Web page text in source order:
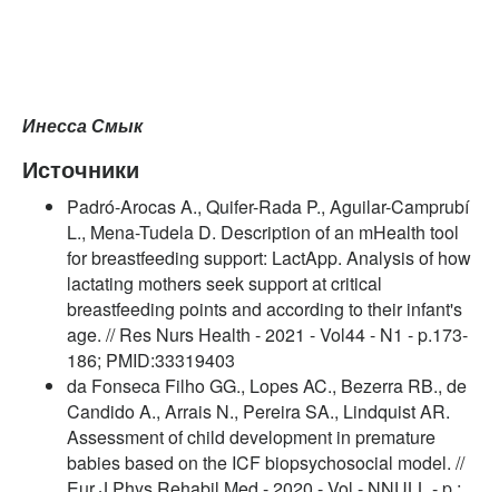
Инесса Смык
Источники
Padró-Arocas A., Quifer-Rada P., Aguilar-Camprubí
L., Mena-Tudela D. Description of an mHealth tool
for breastfeeding support: LactApp. Analysis of how
lactating mothers seek support at critical
breastfeeding points and according to their infant's
age. // Res Nurs Health - 2021 - Vol44 - N1 - p.173-
186; PMID:33319403
da Fonseca Filho GG., Lopes AC., Bezerra RB., de
Candido A., Arrais N., Pereira SA., Lindquist AR.
Assessment of child development in premature
babies based on the ICF biopsychosocial model. //